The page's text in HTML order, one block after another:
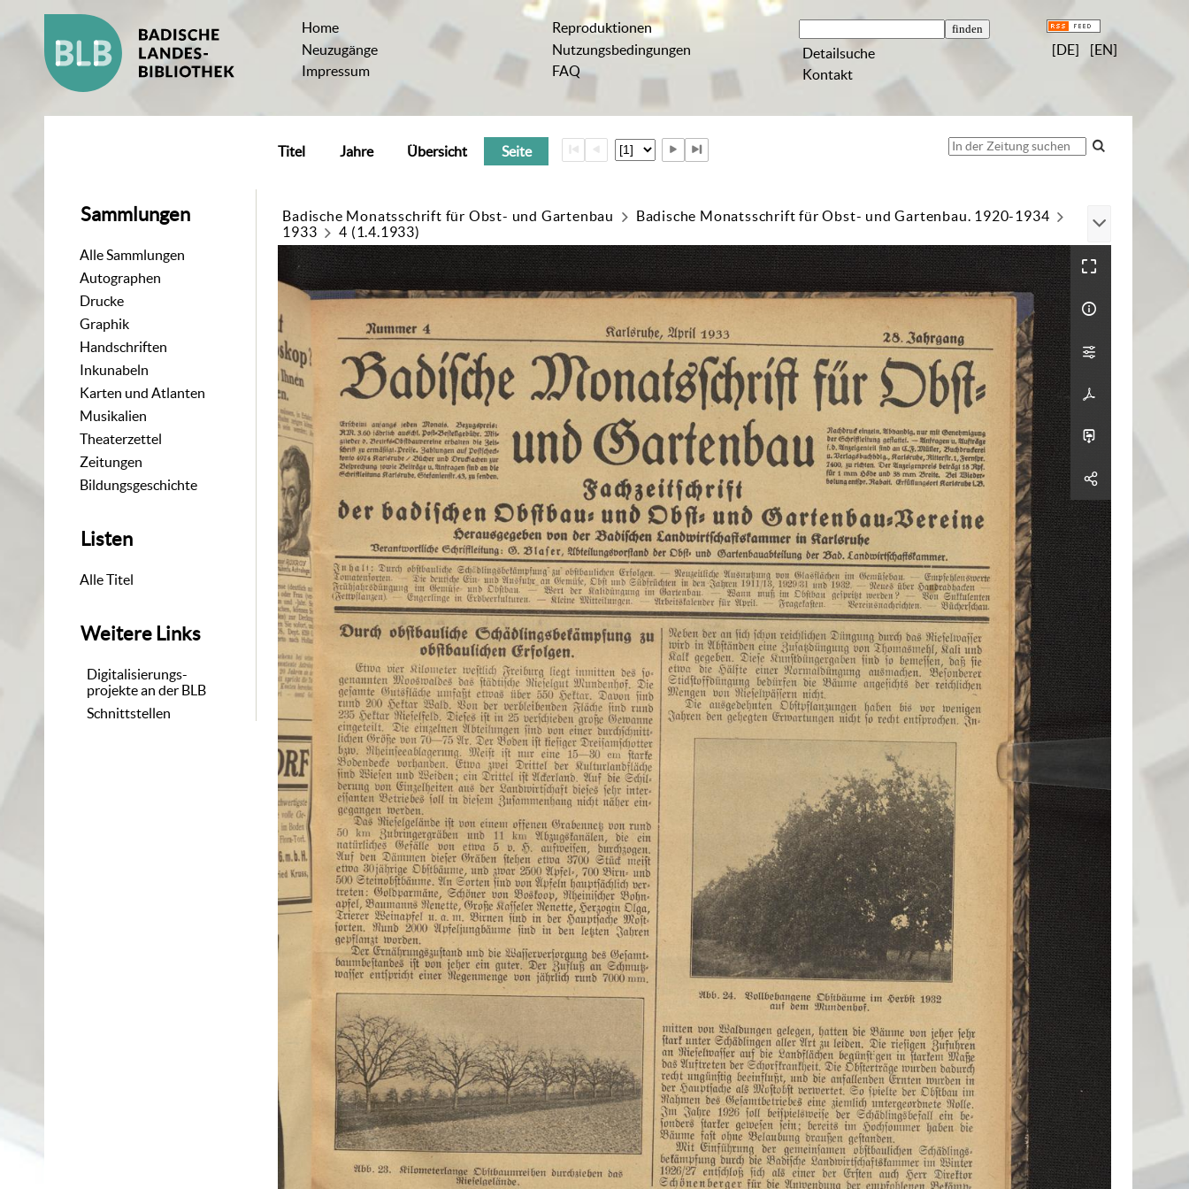
Home
Neuzugänge
Impressum
Reproduktionen
Nutzungsbedingungen
FAQ
Detailsuche
Kontakt
[DE] [EN]
Sammlungen
Alle Sammlungen
Autographen
Drucke
Graphik
Handschriften
Inkunabeln
Karten und Atlanten
Musikalien
Theaterzettel
Zeitungen
Bildungsgeschichte
Listen
Alle Titel
Weitere Links
Digitalisierungs-
projekte an der BLB
Schnittstellen
Titel Jahre Übersicht Seite
Badische Monatsschrift für Obst- und Gartenbau
Badische Monatsschrift für Obst- und Gartenbau. 1920-1934
1933
4 (1.4.1933)